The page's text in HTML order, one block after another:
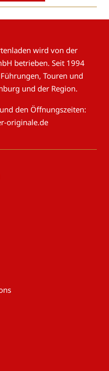
wird von der
betrieben. Seit 1994
Touren und
und der Region.
den Öffnungszeiten:
originale.de